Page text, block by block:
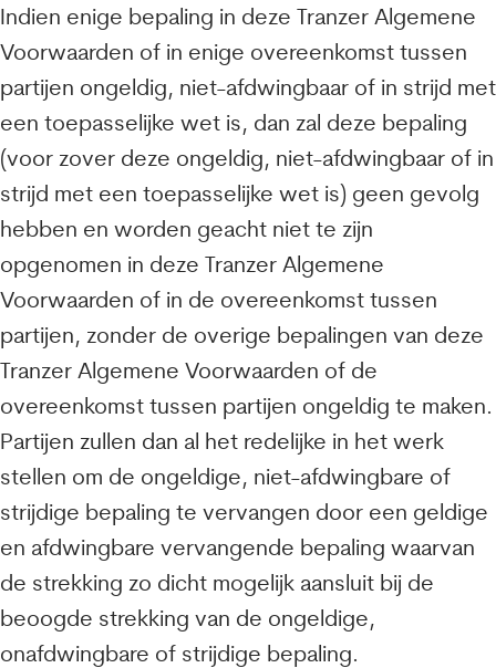
Indien enige bepaling in deze Tranzer Algemene
Voorwaarden of in enige overeenkomst tussen
partijen ongeldig, niet-afdwingbaar of in strijd met
een toepasselijke wet is, dan zal deze bepaling
(voor zover deze ongeldig, niet-afdwingbaar of in
strijd met een toepasselijke wet is) geen gevolg
hebben en worden geacht niet te zijn
opgenomen in deze Tranzer Algemene
Voorwaarden of in de overeenkomst tussen
partijen, zonder de overige bepalingen van deze
Tranzer Algemene Voorwaarden of de
overeenkomst tussen partijen ongeldig te maken.
Partijen zullen dan al het redelijke in het werk
stellen om de ongeldige, niet-afdwingbare of
strijdige bepaling te vervangen door een geldige
en afdwingbare vervangende bepaling waarvan
de strekking zo dicht mogelijk aansluit bij de
beoogde strekking van de ongeldige,
onafdwingbare of strijdige bepaling.